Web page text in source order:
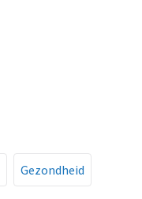
Gezondheid